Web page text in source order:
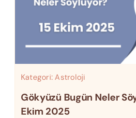
Kategori:Astroloji
Gökyüzü Bugün Neler
Ekim 2025